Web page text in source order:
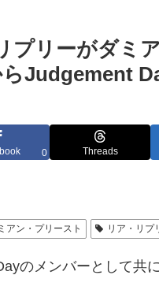
プリーがダミ
Judgement
0 Threads
アン・プリースト リア・リプ
のメンバーとして共